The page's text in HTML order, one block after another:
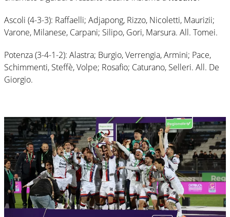
Ascoli (4-3-3): Raffaelli; Adjapong, Rizzo, Nicoletti, Maurizii;
Varone, Milanese, Carpani; Silipo, Gori, Marsura. All. Tomei.
Potenza (3-4-1-2): Alastra; Burgio, Verrengia, Armini; Pace,
Schimmenti, Steffè, Volpe; Rosafio; Caturano, Selleri. All. De
Giorgio.